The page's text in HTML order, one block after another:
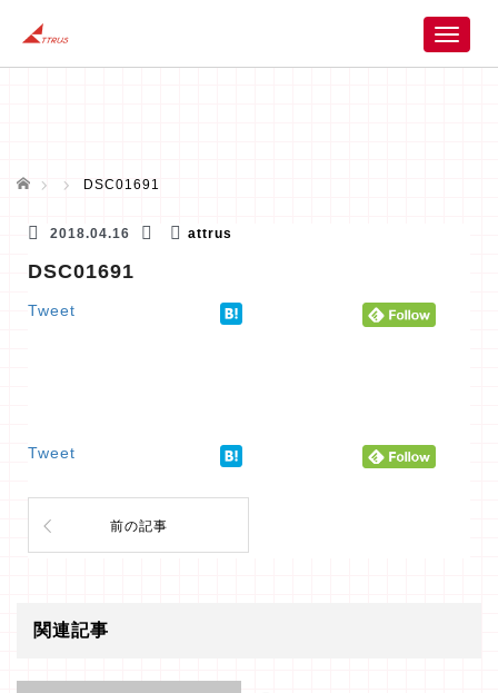
T
ホーム DSC01691
2018.04.16 attrus
DSC01691
Tweet
Tweet
前の記事
関連記事